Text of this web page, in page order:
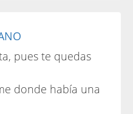
pues te quedas
donde había una